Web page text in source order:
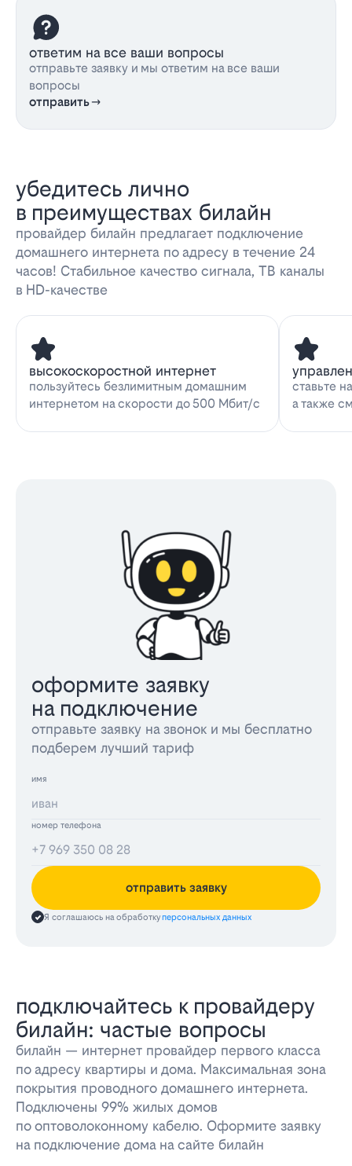
ответим на все ваши вопросы
отправьте заявку и мы ответим на все ваши
вопросы
отправить
убедитесь лично
в преимуществах билайн
провайдер билайн предлагает подключение
домашнего интернета по адресу в течение 24
часов! Стабильное качество сигнала, ТВ каналы
в HD-качестве
высокоскоростной интернет
пользуйтесь безлимитным домашним
интернетом на скорости до 500 Мбит/с
ставьте
а также
оформите заявку
на подключение
отправьте заявку на звонок и мы бесплатно
подберем лучший тариф
имя
номер телефона
отправить заявку
Я соглашаюсь на обработкуперсональных данных
подключайтесь к провайдеру
билайн: частые вопросы
билайн — интернет провайдер первого класса
по адресу квартиры и дома. Максимальная зона
покрытия проводного домашнего интернета.
Подключены 99% жилых домов
по оптоволоконному кабелю. Оформите заявку
на подключение дома на сайте билайн